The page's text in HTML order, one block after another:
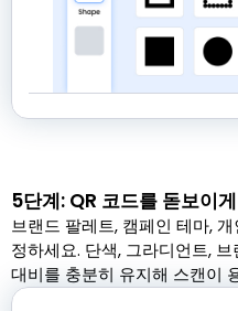
5단계: QR 코드를 돋보이
브랜드 팔레트, 캠페인 테마,
정하세요. 단색, 그라디언트,
대비를 충분히 유지해 스캔이